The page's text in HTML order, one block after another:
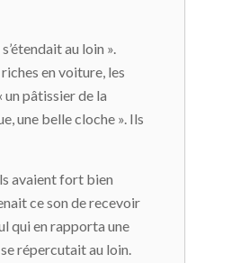
au loin ».
en voiture, les
un pâtissier de la
une belle cloche ». Ils
avaient fort bien
ce son de recevoir
qui en rapporta une
répercutait au loin.